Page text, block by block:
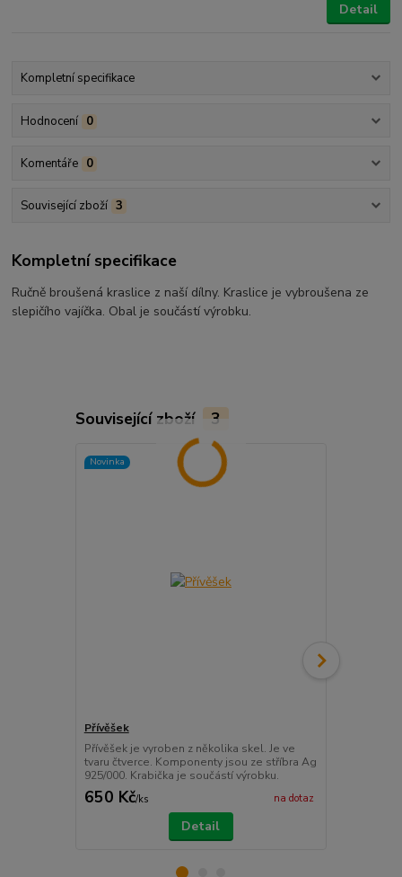
Detail
Kompletní specifikace
Hodnocení 0
Komentáře 0
Související zboží 3
Kompletní specifikace
Ručně broušená kraslice z naší dílny. Kraslice je vybroušena ze
slepičího vajíčka. Obal je součástí výrobku.
Související zboží 3
Novinka
Přívěšek
Přívěšek je vyroben z několika skel. Je ve
tvaru čtverce. Komponenty jsou ze stříbra Ag
925/000. Krabička je součástí výrobku.
650 Kč/ks na dotaz
Detail